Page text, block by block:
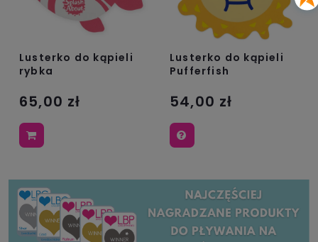
Lusterko do kąpieli
rybka
65,00 zł
Lusterko do kąpieli
Pufferfish
54,00 zł